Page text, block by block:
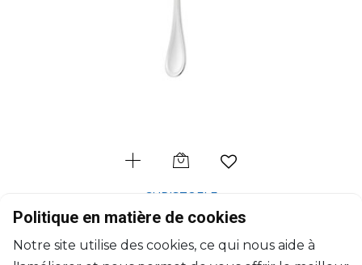
CHRISTOFLE
Albi
L: 16.5cm; l: 10.5cm, H: 5cm
Politique en matière de cookies
Notre site utilise des cookies, ce qui nous aide à